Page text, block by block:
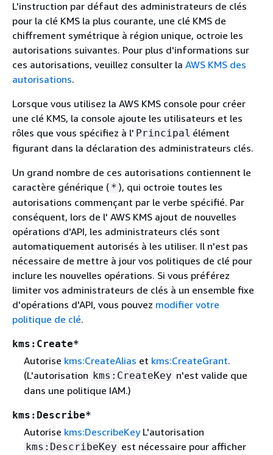
L'instruction par défaut des administrateurs de clés
pour la clé KMS la plus courante, une clé KMS de
chiffrement symétrique à région unique, octroie les
autorisations suivantes. Pour plus d'informations sur
ces autorisations, veuillez consulter la AWS KMS des
autorisations.
Lorsque vous utilisez la AWS KMS console pour créer
une clé KMS, la console ajoute les utilisateurs et les
rôles que vous spécifiez à l' Principal élément
figurant dans la déclaration des administrateurs clés.
Un grand nombre de ces autorisations contiennent le
caractère générique ( * ), qui octroie toutes les
autorisations commençant par le verbe spécifié. Par
conséquent, lors de l' AWS KMS ajout de nouvelles
opérations d'API, les administrateurs clés sont
automatiquement autorisés à les utiliser. Il n'est pas
nécessaire de mettre à jour vos politiques de clé pour
inclure les nouvelles opérations. Si vous préférez
limiter vos administrateurs de clés à un ensemble fixe
d'opérations d'API, vous pouvez modifier votre
politique de clé.
kms:Create*
Autorise kms:CreateAlias et kms:CreateGrant.
(L'autorisation kms:CreateKey n'est valide que
dans une politique IAM.)
kms:Describe*
Autorise kms:DescribeKeyL'autorisation
kms:DescribeKey est nécessaire pour afficher